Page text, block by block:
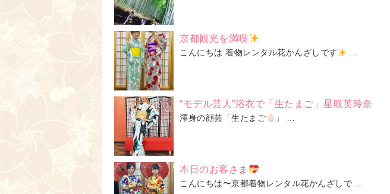
京都観光を満喫
こんにちは 着物レンタル花かんざしです …
“モデル芸人”浴衣で「生たまご」星咲英玲奈
渾身の顔芸「生たまご 」 …
本日のお客さま
こんにちは〜京都着物レンタル花かんざしで …